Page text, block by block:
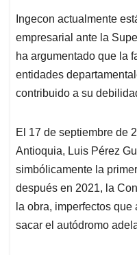
Ingecon actualmente
empresarial ante la
ha argumentado que la
entidades
contribuido a su
El 17 de septiembre de
Antioquia, Luis Pérez
simbólicamente la
después en 2021, la
la obra, imperfectos
sacar el autódromo